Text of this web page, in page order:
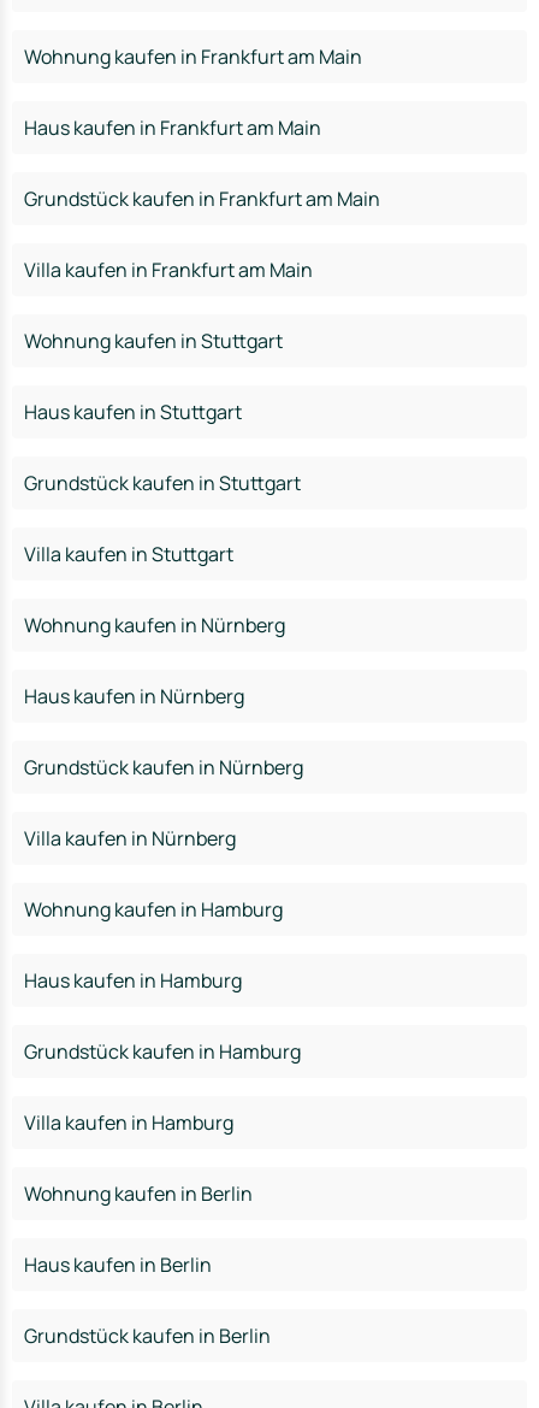
Wohnung kaufen in Frankfurt am Main
Haus kaufen in Frankfurt am Main
Grundstück kaufen in Frankfurt am Main
Villa kaufen in Frankfurt am Main
Wohnung kaufen in Stuttgart
Haus kaufen in Stuttgart
Grundstück kaufen in Stuttgart
Villa kaufen in Stuttgart
Wohnung kaufen in Nürnberg
Haus kaufen in Nürnberg
Grundstück kaufen in Nürnberg
Villa kaufen in Nürnberg
Wohnung kaufen in Hamburg
Haus kaufen in Hamburg
Grundstück kaufen in Hamburg
Villa kaufen in Hamburg
Wohnung kaufen in Berlin
Haus kaufen in Berlin
Grundstück kaufen in Berlin